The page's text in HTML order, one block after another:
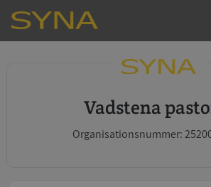
Vadstena
Organisationsnummer: